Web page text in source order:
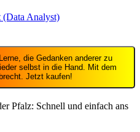
(Data Analyst)
die Gedanken anderer zu
selbst in die Hand. Mit dem
Jetzt kaufen!
Pfalz: Schnell und einfach ans